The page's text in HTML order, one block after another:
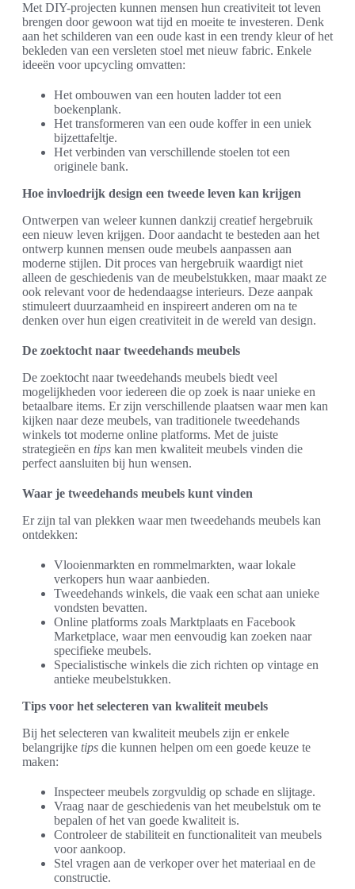
Met DIY-projecten kunnen mensen hun creativiteit tot leven
brengen door gewoon wat tijd en moeite te investeren. Denk
aan het schilderen van een oude kast in een trendy kleur of het
bekleden van een versleten stoel met nieuw fabric. Enkele
ideeën voor upcycling omvatten:
Het ombouwen van een houten ladder tot een
boekenplank.
Het transformeren van een oude koffer in een uniek
bijzettafeltje.
Het verbinden van verschillende stoelen tot een
originele bank.
Hoe invloedrijk design een tweede leven kan krijgen
Ontwerpen van weleer kunnen dankzij creatief hergebruik
een nieuw leven krijgen. Door aandacht te besteden aan het
ontwerp kunnen mensen oude meubels aanpassen aan
moderne stijlen. Dit proces van hergebruik waardigt niet
alleen de geschiedenis van de meubelstukken, maar maakt ze
ook relevant voor de hedendaagse interieurs. Deze aanpak
stimuleert duurzaamheid en inspireert anderen om na te
denken over hun eigen creativiteit in de wereld van design.
De zoektocht naar tweedehands meubels
De zoektocht naar tweedehands meubels biedt veel
mogelijkheden voor iedereen die op zoek is naar unieke en
betaalbare items. Er zijn verschillende plaatsen waar men kan
kijken naar deze meubels, van traditionele tweedehands
winkels tot moderne online platforms. Met de juiste
strategieën en tips kan men kwaliteit meubels vinden die
perfect aansluiten bij hun wensen.
Waar je tweedehands meubels kunt vinden
Er zijn tal van plekken waar men tweedehands meubels kan
ontdekken:
Vlooienmarkten en rommelmarkten, waar lokale
verkopers hun waar aanbieden.
Tweedehands winkels, die vaak een schat aan unieke
vondsten bevatten.
Online platforms zoals Marktplaats en Facebook
Marketplace, waar men eenvoudig kan zoeken naar
specifieke meubels.
Specialistische winkels die zich richten op vintage en
antieke meubelstukken.
Tips voor het selecteren van kwaliteit meubels
Bij het selecteren van kwaliteit meubels zijn er enkele
belangrijke tips die kunnen helpen om een goede keuze te
maken:
Inspecteer meubels zorgvuldig op schade en slijtage.
Vraag naar de geschiedenis van het meubelstuk om te
bepalen of het van goede kwaliteit is.
Controleer de stabiliteit en functionaliteit van meubels
voor aankoop.
Stel vragen aan de verkoper over het materiaal en de
constructie.